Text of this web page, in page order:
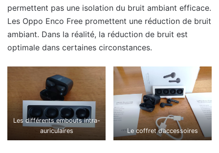
permettent pas une isolation du bruit ambiant efficace.
Les Oppo Enco Free promettent une réduction de bruit
ambiant. Dans la réalité, la réduction de bruit est
optimale dans certaines circonstances.
Les différents embouts intra-
auriculaires
Le coffret d’accessoires